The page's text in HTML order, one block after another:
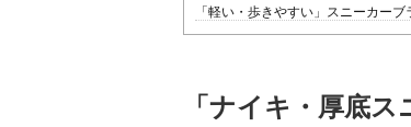
「軽い・歩きやすい」スニーカーブ
「ナイキ・厚底